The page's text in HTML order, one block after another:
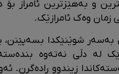
و بەهێزترین ئامراز بۆ
زمان وەک ئامرازێک.
شوێنێکدا بسەپێنن،
لە دڵی نەتەوە
زیندوو ڕادەگرن.